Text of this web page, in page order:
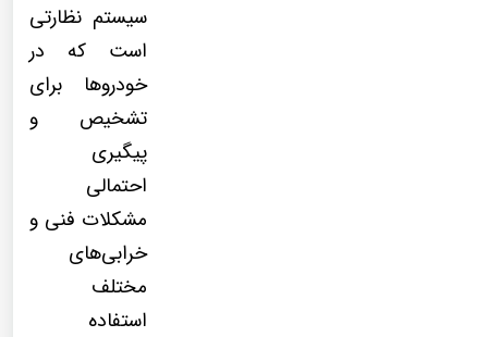
سیستم نظارتی
است که در
خودروها برای
تشخیص و
پیگیری
احتمالی
مشکلات فنی و
خرابی‌های
مختلف
استفاده